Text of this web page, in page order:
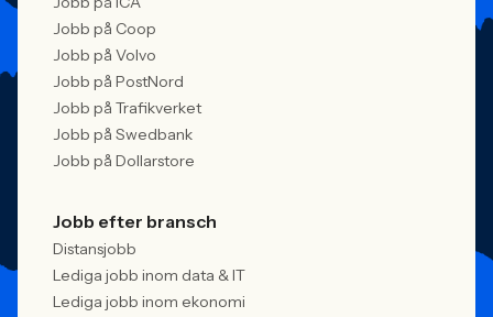
Jobb på Coop
Jobb på Volvo
Jobb på PostNord
Jobb på Trafikverket
Jobb på Swedbank
Jobb på Dollarstore
Jobb efter bransch
Distansjobb
Lediga jobb inom data & IT
Lediga jobb inom ekonomi